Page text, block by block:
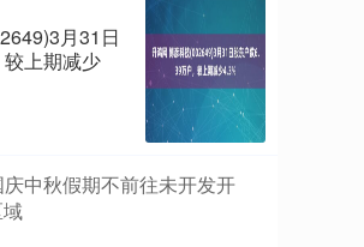
月31日
上期减少
中秋假期不前往未开发开